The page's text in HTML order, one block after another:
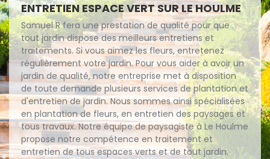
ENTRETIEN ESPACE VERT SUR LE HOULME
Samuel R fera une prestation de qualité pour que
tout jardin dispose des meilleurs entretiens et
traitements. Si vous aimez les fleurs, entretenez
régulièrement votre jardin. Pour vous aider à avoir un
jardin de qualité, notre entreprise met à disposition
de toute demande plusieurs services de plantation et
d'entretien de jardin. Nous sommes ainsi spécialisées
en plantation de fleurs, en entretien des paysages et
tous travaux. Notre équipe de paysagiste à Le Houlme
propose notre compétence en traitement et
entretien de tous espaces verts et de tout jardin.